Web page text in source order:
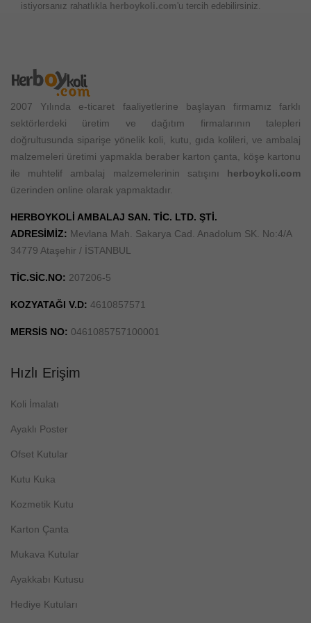
istiyorsanız rahatlıkla herboykoli.com'u tercih edebilirsiniz.
2007 Yılında e-ticaret faaliyetlerine başlayan firmamız farklı
sektörlerdeki üretim ve dağıtım firmalarının talepleri
doğrultusunda siparişe yönelik koli, kutu, gıda kolileri, ve ambalaj
malzemeleri üretimi yapmakla beraber karton çanta, köşe kartonu
ile muhtelif ambalaj malzemelerinin satışını herboykoli.com
üzerinden online olarak yapmaktadır.
HERBOYKOLİ AMBALAJ SAN. TİC. LTD. ŞTİ.
ADRESİMİZ: Mevlana Mah. Sakarya Cad. Anadolum SK. No:4/A
34779 Ataşehir / İSTANBUL
TİC.SİC.NO: 207206-5
KOZYATAĞI V.D: 4610857571
MERSİS NO: 0461085757100001
Hızlı Erişim
Koli İmalatı
Ayaklı Poster
Ofset Kutular
Kutu Kuka
Kozmetik Kutu
Karton Çanta
Mukava Kutular
Ayakkabı Kutusu
Hediye Kutuları